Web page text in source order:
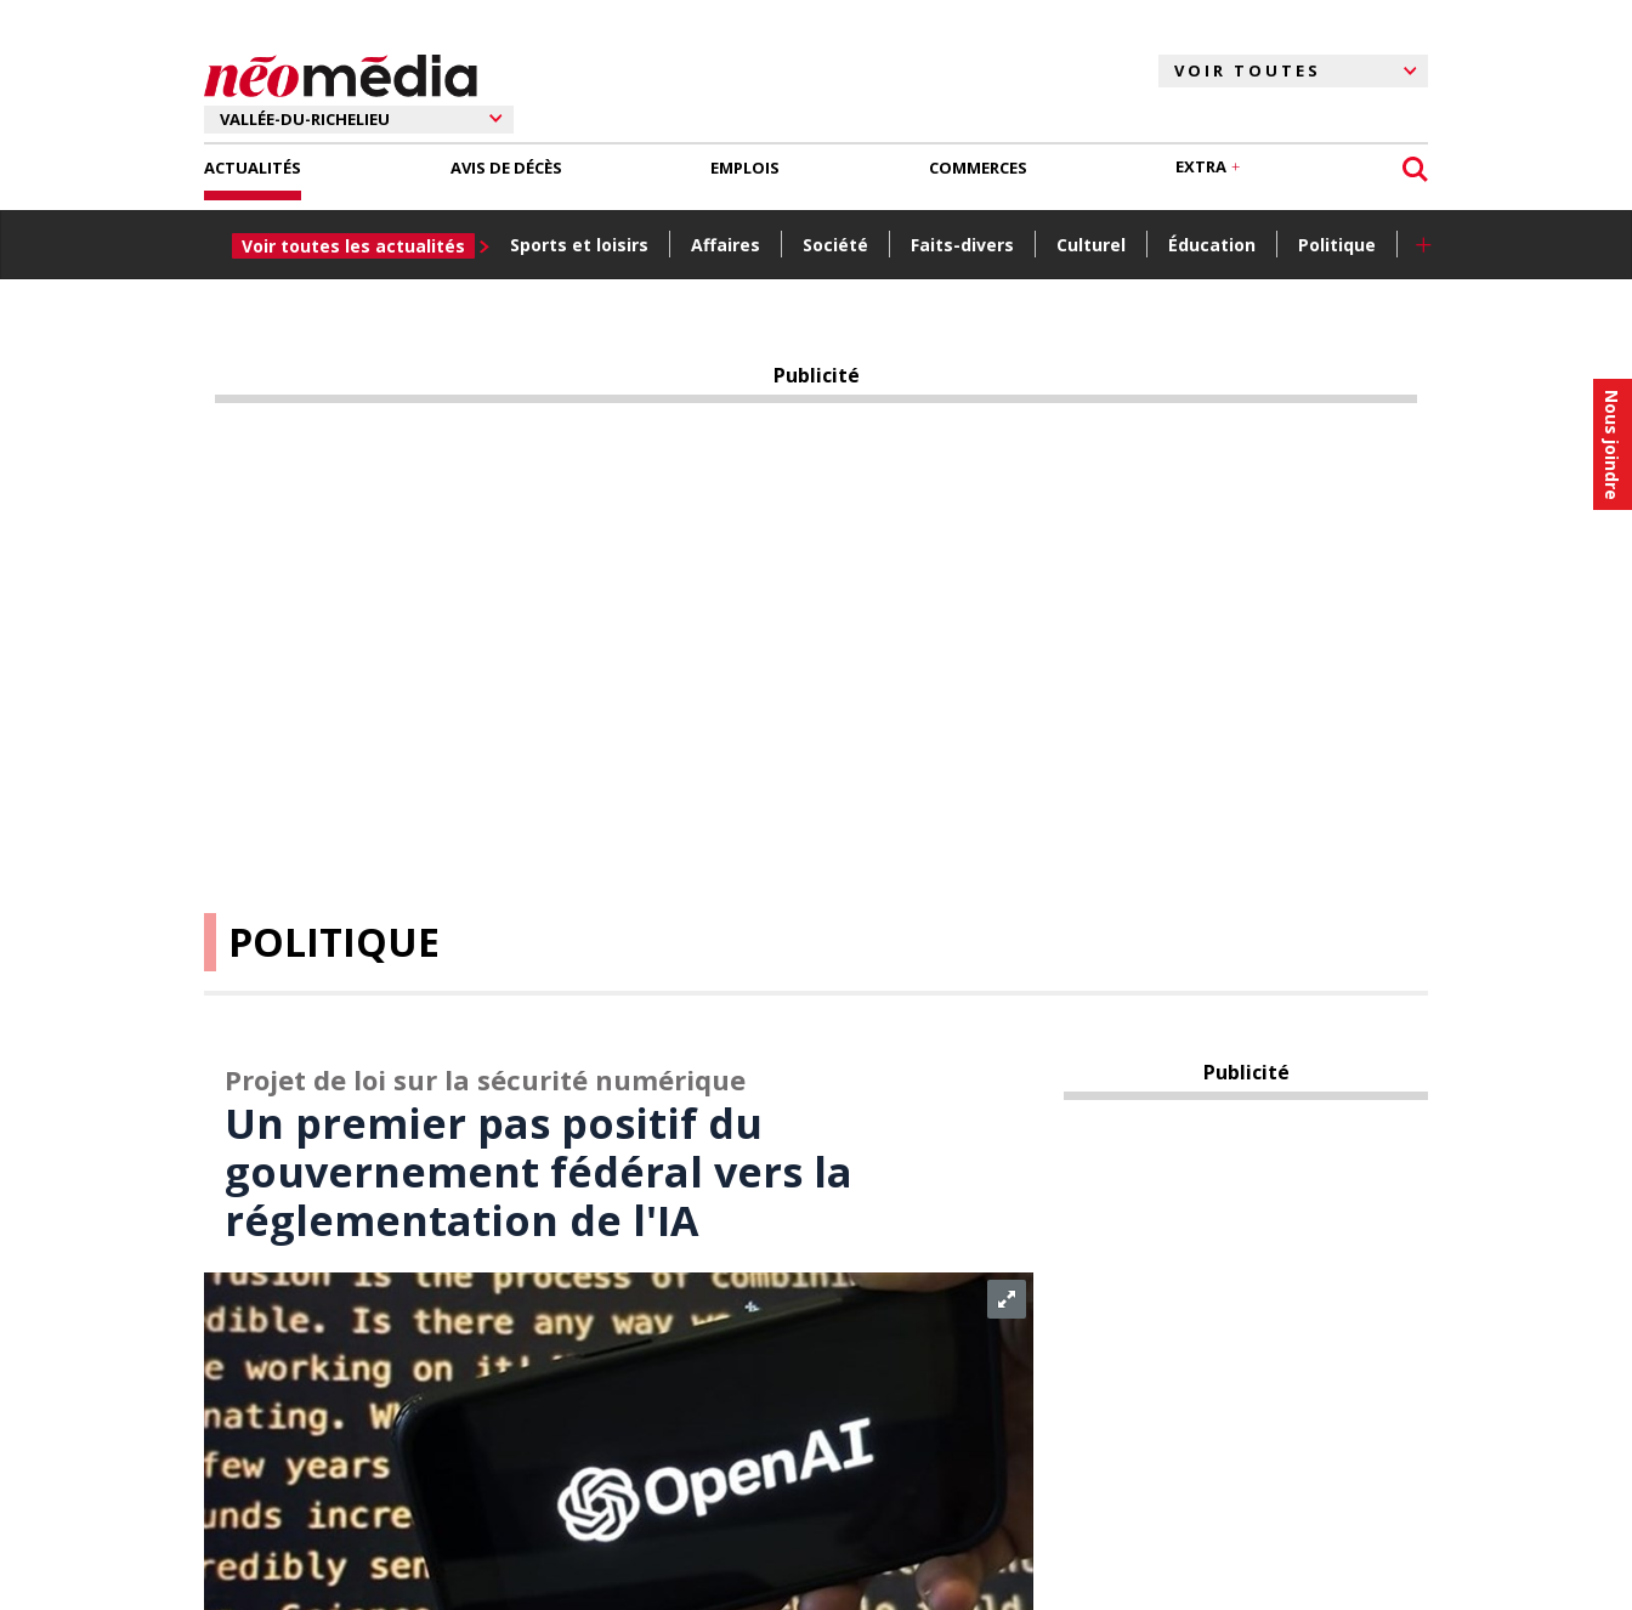
Nous joindre
ACTUALITÉS
Voir toutes les actualités Sports et loisirs Affaires Société Faits-divers Culturel Éducation Politique +
AVIS DE DÉCÈS EMPLOIS COMMERCES EXTRA
Publicité
POLITIQUE
Projet de loi sur la sécurité numérique
Un premier pas positif du
gouvernement fédéral vers la
réglementation de l'IA
Publicité